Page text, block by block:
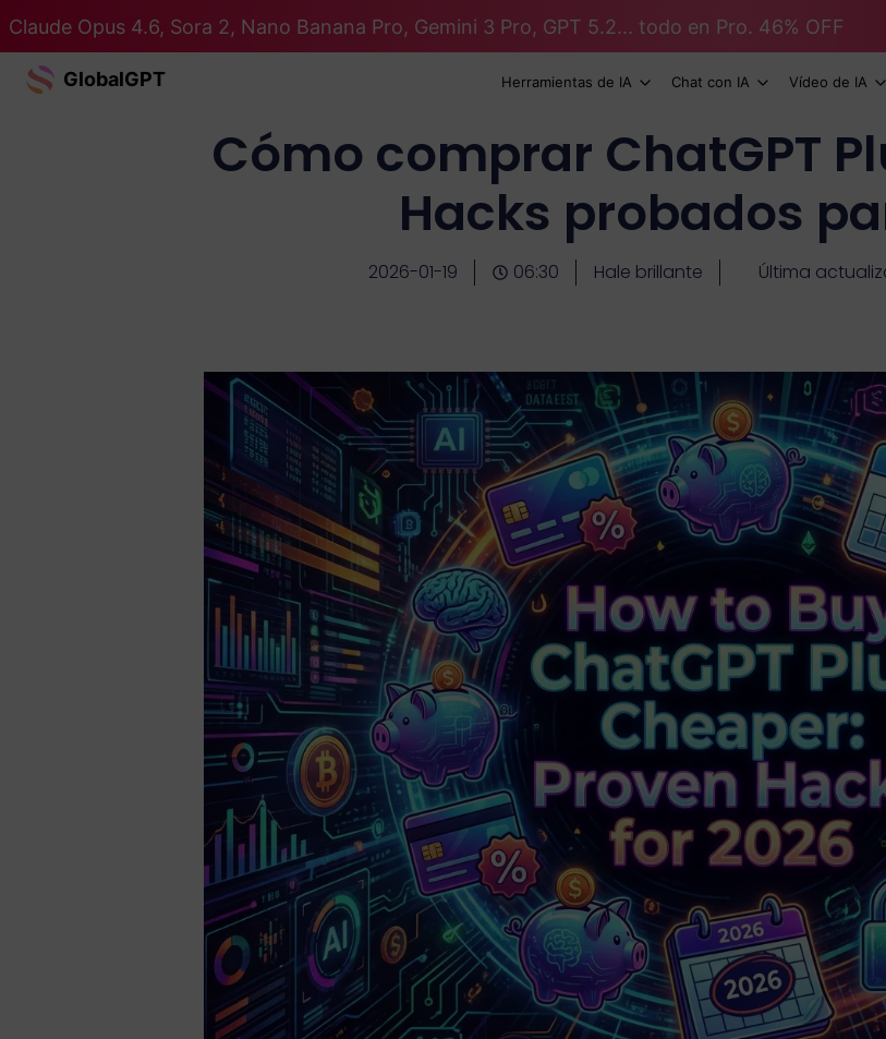
Claude Opus 4.6, Sora 2, Nano Banana Pro, Gemini 3 Pro, GPT 5.2... todo en Pro. 46% OFF
GlobalGPT Herramientas de IA Chat con IA Vídeo de IA
Cómo comprar ChatGPT
Hacks probados
2026-01-19 06:30 Hale brillante Última